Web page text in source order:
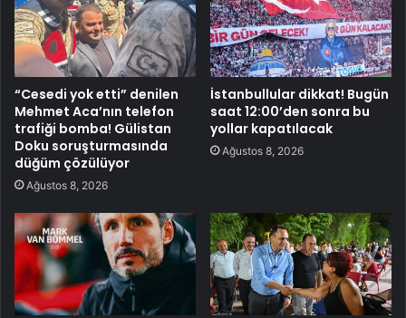
“Cesedi yok etti” denilen
Mehmet Aca’nın telefon
trafiği bomba! Gülistan
Doku soruşturmasında
düğüm çözülüyor
Ağustos 8, 2026
İstanbullular dikkat! Bugün
saat 12:00’den sonra bu
yollar kapatılacak
Ağustos 8, 2026